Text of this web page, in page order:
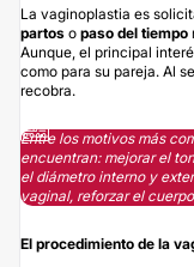
La vaginoplastia es
partos o paso del tiempo
Aunque, el principal
como para su pareja. Al
recobra.
Entre los motivos más
encuentran: mejorar el
el diámetro interno y
vaginal, reforzar el
El procedimiento de la